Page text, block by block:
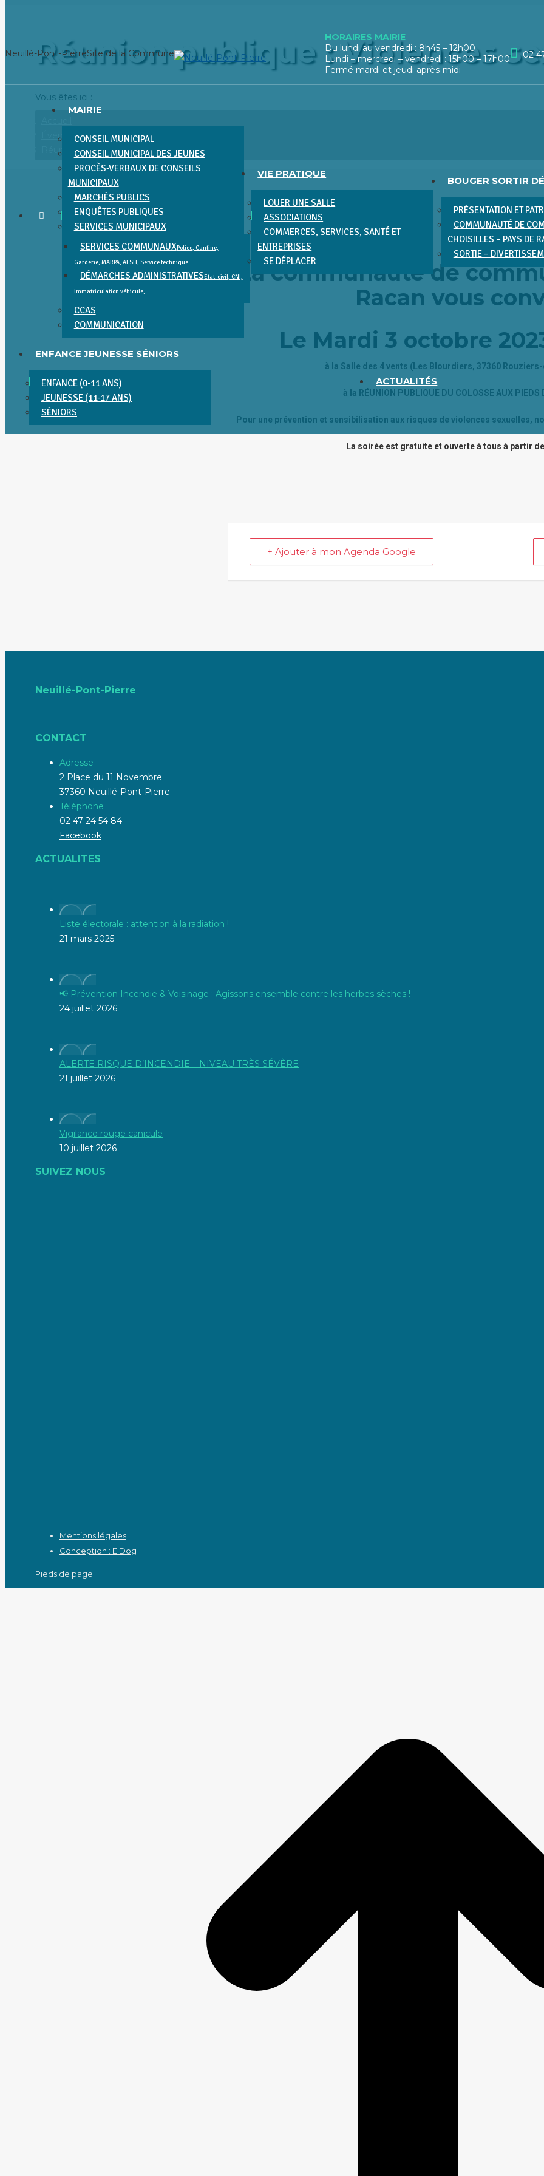
Neuillé-Pont-PierreSite de la Commune
HORAIRES MAIRIE
Du lundi au vendredi : 8h45 – 12h00
Lundi – mercredi – vendredi : 15h00 – 17h00
Fermé mardi et jeudi après-midi
02
MAIRIE
CONSEIL MUNICIPAL
CONSEIL MUNICIPAL DES JEUNES
PROCÈS-VERBAUX DE CONSEILS
MUNICIPAUX
MARCHÉS PUBLICS
ENQUÊTES PUBLIQUES
SERVICES MUNICIPAUX
SERVICES COMMUNAUXPolice, Cantine,
Garderie, MARPA, ALSH, Service technique
DÉMARCHES ADMINISTRATIVESEtat-civil, CNI,
Immatriculation véhicule, …
CCAS
COMMUNICATION
VIE PRATIQUE
LOUER UNE SALLE
ASSOCIATIONS
COMMERCES, SERVICES, SANTÉ ET
ENTREPRISES
SE DÉPLACER
BOUGER SORTIR
PRÉSENTATION ET
COMMUNAUTÉ DE
CHOISILLES – PAYS DE
SORTIE –
ENFANCE JEUNESSE SÉNIORS
ENFANCE (0-11 ANS)
JEUNESSE (11-17 ANS)
SÉNIORS
ACTUALITÉS
Réunion publique : Violences
Vous êtes ici :
Événement
Réunion publique : Violences sexuelles,…
La communauté de
Racan vous
Le Mardi 3 octobre
à la Salle des 4 vents (Les Blourdiers, 37360
à la RÉUNION PUBLIQUE DU COLOSSE AUX PIEDS
Pour une prévention et sensibilisation aux risques de violences sexuelles,
La soirée est gratuite et ouverte à tous à partir
+ Ajouter à mon Agenda Google
Neuillé-Pont-Pierre
CONTACT
Adresse
2 Place du 11 Novembre
37360 Neuillé-Pont-Pierre
Téléphone
02 47 24 54 84
Facebook
ACTUALITES
Liste électorale : attention à la radiation !
21 mars 2025
📢 Prévention Incendie & Voisinage : Agissons ensemble contre les herbes sèches !
24 juillet 2026
ALERTE RISQUE D’INCENDIE – NIVEAU TRÈS SÉVÈRE
21 juillet 2026
Vigilance rouge canicule
10 juillet 2026
SUIVEZ NOUS
Mentions légales
Conception : E.Dog
Pieds de page